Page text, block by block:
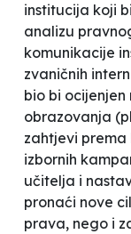
institucija koji
analizu
komunikacije
zvaničnih
bio bi ocijenjen
obrazovanja
zahtjevi
izbornih
učitelja i
pronaći nove
prava, nego i